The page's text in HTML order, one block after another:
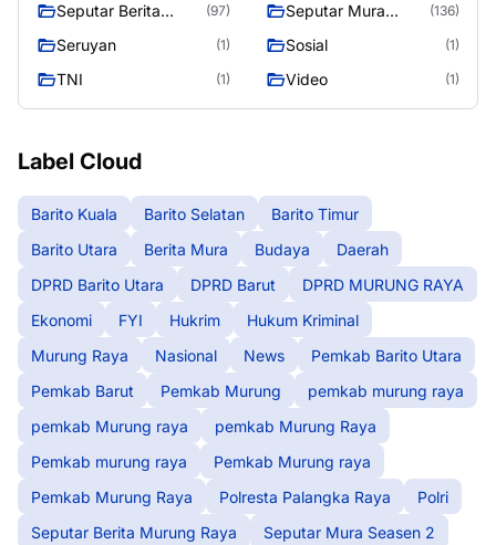
Seputar Berita
(97)
Seputar Mura
(136)
Seruyan (1) Sosial (1)
TNI (1) Video (1)
Label Cloud
Barito Kuala Barito Selatan
Barito Timur
Barito Utara
Berita Mura Budaya
Daerah
DPRD Barito Utara
DPRD Barut
DPRD MURUNG RAYA
Ekonomi
FYI Hukrim
Hukum Kriminal
Murung Raya
Nasional News
Pemkab Barito Utara
Pemkab Barut
Pemkab Murung
pemkab murung raya
pemkab Murung raya
pemkab Murung Raya
Pemkab murung raya
Pemkab Murung raya
Pemkab Murung Raya
Polresta Palangka Raya
Polri
Seputar Berita Murung Raya
Seputar Mura Seasen 2